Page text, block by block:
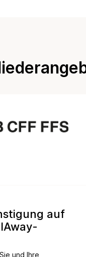
auf
und Ihre